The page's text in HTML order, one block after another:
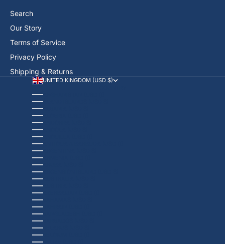
Search
Our Story
Terms of Service
Privacy Policy
Shipping & Returns
UNITED KINGDOM (USD $)
AFGHANISTAN (USD $)
ÅLAND ISLANDS (USD $)
ALBANIA (USD $)
ALGERIA (USD $)
ANDORRA (USD $)
ANGOLA (USD $)
ANGUILLA (USD $)
ANTIGUA & BARBUDA (USD $)
ARGENTINA (USD $)
ARMENIA (USD $)
ARUBA (USD $)
ASCENSION ISLAND (USD $)
AUSTRALIA (USD $)
AUSTRIA (USD $)
AZERBAIJAN (USD $)
BAHAMAS (USD $)
BAHRAIN (USD $)
BANGLADESH (USD $)
BARBADOS (USD $)
BELARUS (USD $)
BELGIUM (USD $)
BELIZE (USD $)